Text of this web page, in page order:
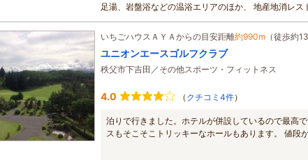
足湯、岩盤浴などの温浴エリアのほか、 地産地消レス
ゼ...
いちごハウスＡＹＡからの目安距離約990m （徒歩約
ユニオンエースゴルフクラブ
秩父市下吉田／その他スポーツ・フィットネス
4.0 （ クチコミ4件）
泊りで行きました。ホテルが併設しているので最高
スもそこそこトリッキーなホールもあります。 値段